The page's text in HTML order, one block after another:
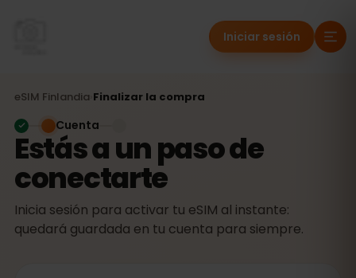
Iniciar sesión
eSIM Finlandia Finalizar la compra
Estás a un paso de
conectarte
Inicia sesión para activar tu eSIM al instante:
quedará guardada en tu cuenta para siempre.
Cuenta